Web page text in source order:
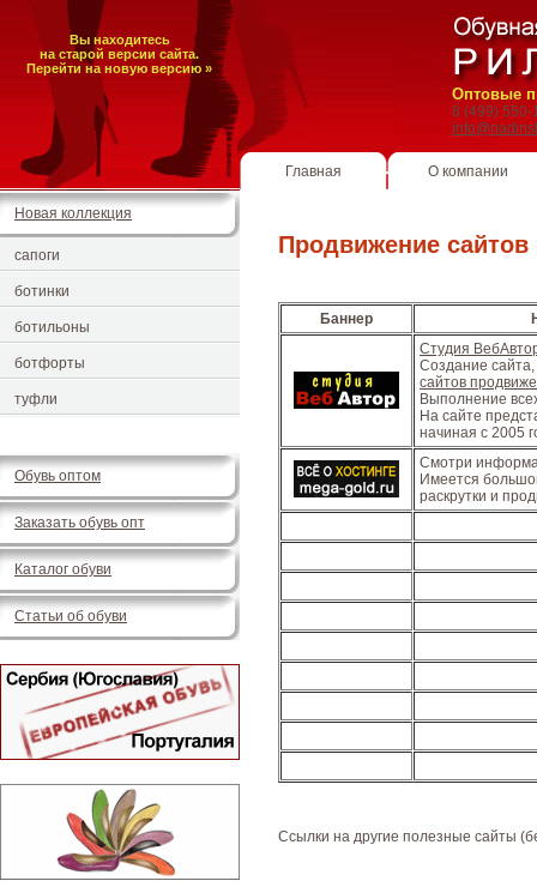
Вы находитесь
на старой версии сайта.
Перейти на новую версию »
Оптовые
8 (499) 550-
Главная О компании
Новая коллекция
сапоги
ботинки
ботильоны
ботфорты
туфли
Обувь оптом
Заказать обувь опт
Каталог обуви
Статьи об обуви
Продвижение сайтов
Баннер
Студия
Создание
сайтов
Выполнение
На сайте
начиная с 2005
Смотри
Имеется
раскрутки и
Ссылки на другие полезные сайты